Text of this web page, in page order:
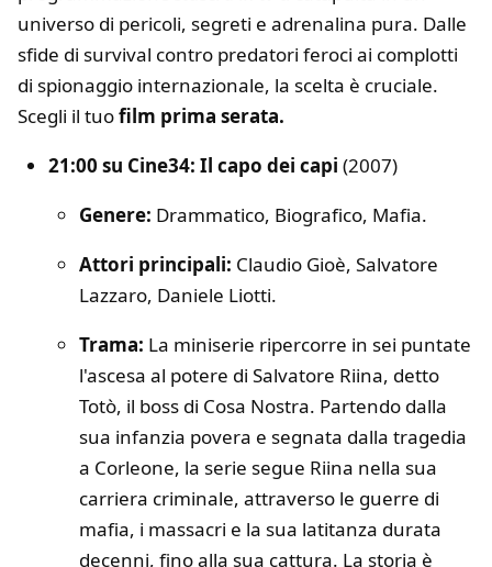
universo di pericoli, segreti e adrenalina pura. Dalle
sfide di survival contro predatori feroci ai complotti
di spionaggio internazionale, la scelta è cruciale.
Scegli il tuofilm prima serata.
21:00 su Cine34: Il capo dei capi (2007)
Genere: Drammatico, Biografico, Mafia.
Attori principali: Claudio Gioè, Salvatore
Lazzaro, Daniele Liotti.
Trama: La miniserie ripercorre in sei puntate
l'ascesa al potere di Salvatore Riina, detto
Totò, il boss di Cosa Nostra. Partendo dalla
sua infanzia povera e segnata dalla tragedia
a Corleone, la serie segue Riina nella sua
carriera criminale, attraverso le guerre di
mafia, i massacri e la sua latitanza durata
decenni, fino alla sua cattura. La storia è